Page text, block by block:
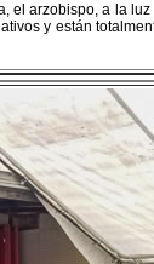
arzobispo, a la
y están